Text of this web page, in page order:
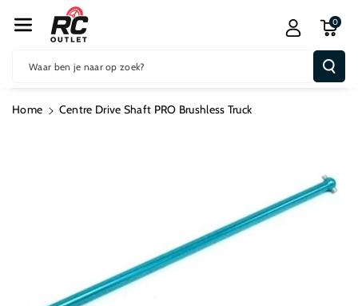
R De Conten
T
Waar ben je naar op zoek?
0
Home Centre Drive Shaft PRO Brushless Truck